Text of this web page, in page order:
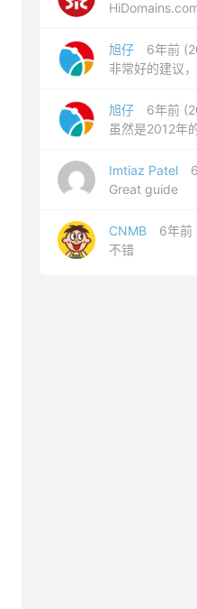
旭仔
6年前
非常好的建议
旭仔
6年前
虽然是2012年
Imtiaz Patel
Great guide
CNMB
6年前
不错